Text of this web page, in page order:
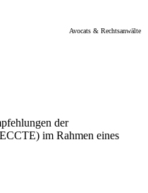
Avocats & Rechtsanwälte
der
im Rahmen eines